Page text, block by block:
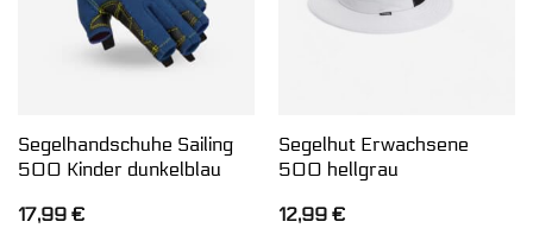
Segelhandschuhe Sailing
500 Kinder dunkelblau
17,99 €
Segelhut Erwachsene
500 hellgrau
12,99 €